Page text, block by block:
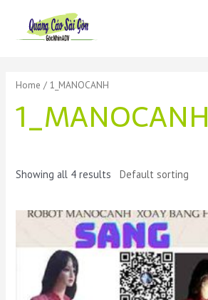
content
Home / 1_MANOCANH
1_MANOCANH
Showing all 4 results